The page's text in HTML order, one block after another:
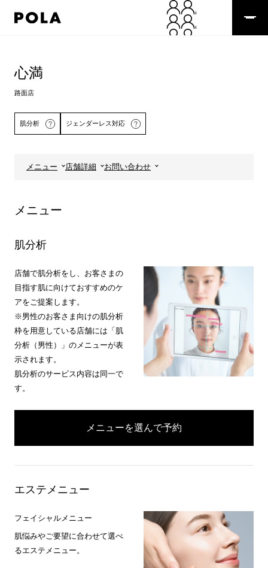
心満
路面店
肌分析 ジェンダーレス対応
メニュー 店舗詳細 お問い合わせ
メニュー
肌分析
店舗で肌分析をし、お客さまの
目指す肌に向けておすすめのケ
アをご提案します。
※男性のお客さま向けの肌分析
枠を用意している店舗には「肌
分析（男性）」のメニューが表
示されます。
肌分析のサービス内容は同一で
す。
メニューを選んで予約
エステメニュー
フェイシャルメニュー
肌悩みやご要望に合わせて選べ
るエステメニュー。